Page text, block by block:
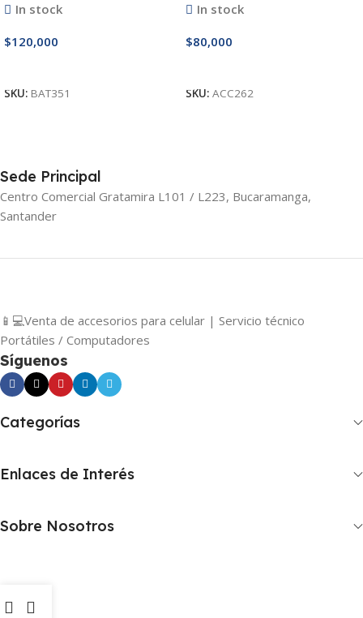
In stock
$120,000
SKU: BAT351
In stock
$80,000
SKU: ACC262
Sede Principal
Centro Comercial Gratamira L101 / L223, Bucaramanga,
Santander
📱💻Venta de accesorios para celular | Servicio técnico
Portátiles / Computadores
Síguenos
Categorías
Enlaces de Interés
Sobre Nosotros